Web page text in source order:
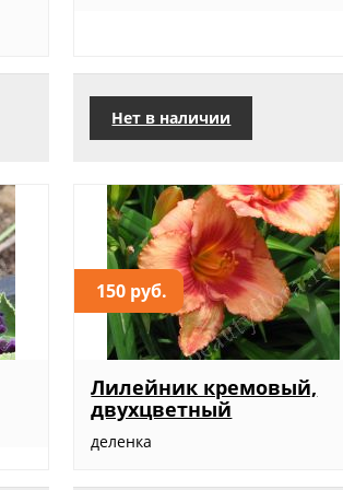
Нет в наличии
150 руб.
Лилейник кремовый,
двухцветный
деленка